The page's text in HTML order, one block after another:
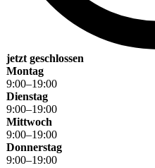
jetzt geschlossen
Montag
9:00–19:00
Dienstag
9:00–19:00
Mittwoch
9:00–19:00
Donnerstag
9:00–19:00